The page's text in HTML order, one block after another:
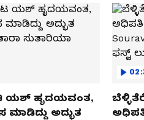
ಯಶ್​ ಹೃದಯವಂತ,
ಮಾಡಿದ್ದು ಅದ್ಭುತ